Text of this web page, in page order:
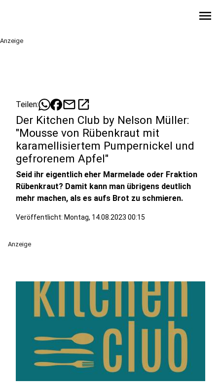
menu
Anzeige
Teilen: mailopen_in_new
Der Kitchen Club by Nelson Müller:
"Mousse von Rübenkraut mit
karamellisiertem Pumpernickel und
gefrorenem Apfel"
Seid ihr eigentlich eher Marmelade oder Fraktion
Rübenkraut? Damit kann man übrigens deutlich
mehr machen, als es aufs Brot zu schmieren.
Veröffentlicht: Montag, 14.08.2023 00:15
Anzeige